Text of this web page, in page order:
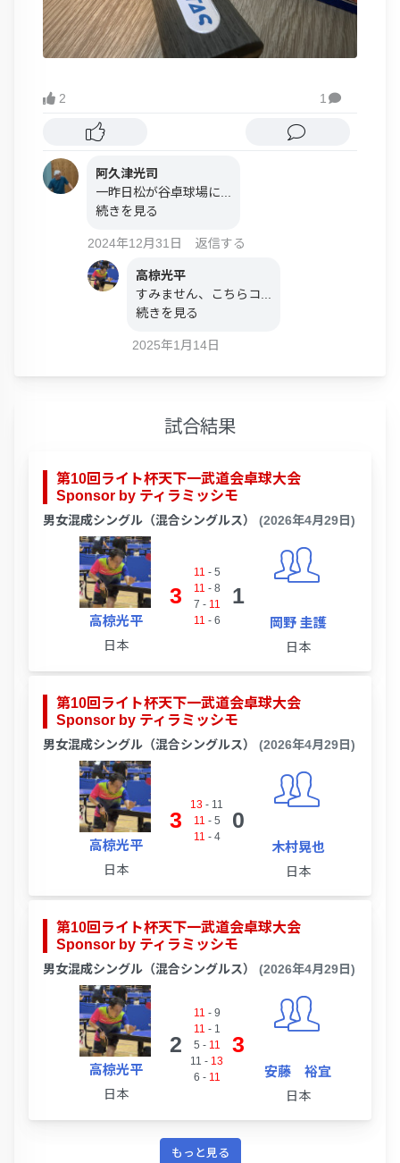
2 1 
阿久津光司
一昨日松が谷卓球場に...
続きを見る
2024年12月31日 返信する
高椋光平
すみません、こちらコ...
続きを見る
2025年1月14日
試合結果
第10回ライト杯天下一武道会卓球大会
Sponsor by ティラミッシモ
男女混成シングル（混合シングルス） (2026年4月29日)
高椋光平
日本
3
11 - 5
11 - 8
7 - 11
11 - 6
1
岡野 圭護
日本
第10回ライト杯天下一武道会卓球大会
Sponsor by ティラミッシモ
男女混成シングル（混合シングルス） (2026年4月29日)
高椋光平
日本
3
13 - 11
11 - 5
11 - 4
0
木村晃也
日本
第10回ライト杯天下一武道会卓球大会
Sponsor by ティラミッシモ
男女混成シングル（混合シングルス） (2026年4月29日)
高椋光平
日本
2
11 - 9
11 - 1
5 - 11
11 - 13
6 - 11
3
安藤 裕宜
日本
もっと見る